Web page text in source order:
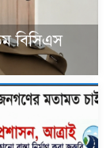
বিসিএস